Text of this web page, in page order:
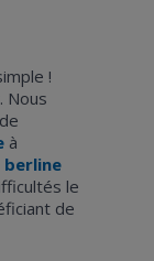
!
Nous
à
berline
le
de